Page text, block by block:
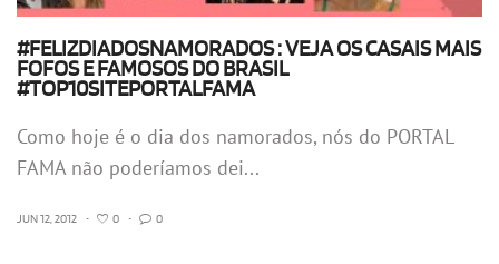
#FELIZDIADOSNAMORADOS : VEJA OS CASAIS MAIS
FOFOS E FAMOSOS DO BRASIL
#TOP10SITEPORTALFAMA
Como hoje é o dia dos namorados, nós do PORTAL
FAMA não poderíamos dei...
JUN 12, 2012 • 0 • 0